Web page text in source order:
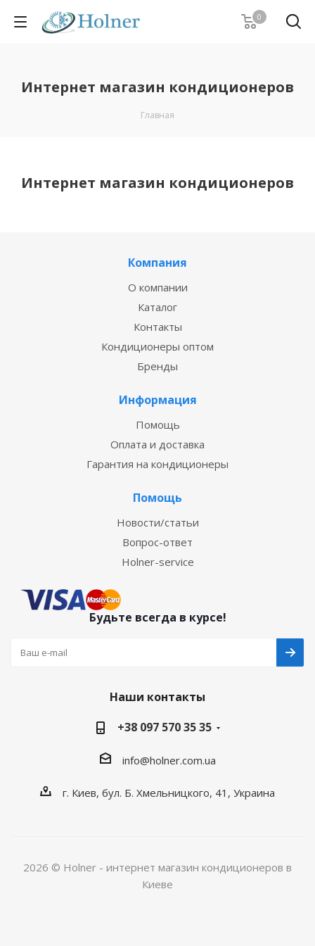
0
Интернет магазин кондиционеров
Главная
Интернет магазин кондиционеров
Компания
О компании
Каталог
Контакты
Кондиционеры оптом
Бренды
Информация
Помощь
Оплата и доставка
Гарантия на кондиционеры
Помощь
Новости/статьи
Вопрос-ответ
Holner-service
Будьте всегда в курсе!
Наши контакты
+38 097 570 35 35
info@holner.com.ua
г. Киев, бул. Б. Хмельницкого, 41, Украина
2026 © Holner - интернет магазин кондиционеров в
Киеве